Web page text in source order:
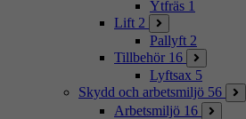
Ytfräs 1
Lift 2
Pallyft 2
Tillbehör 16
Lyftsax 5
Skydd och arbetsmiljö 56
Arbetsmiljö 16